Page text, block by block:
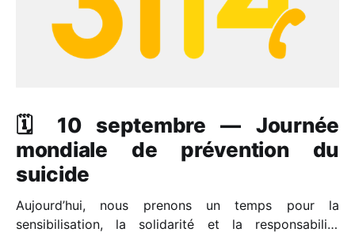
🗓️ 10 septembre — Journée
mondiale de prévention du
suicide
Aujourd’hui, nous prenons un temps pour la
sensibilisation, la solidarité et la responsabilité